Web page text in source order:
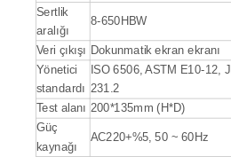
Sertlik
aralığı
8-650HBW
Veri çıkışı Dokunmatik ekran ekranı
Yönetici
standardı
ISO 6506, ASTM E10-12,
231.2
Test alanı 200*135mm (H*D)
Güç
kaynağı
AC220+%5, 50 ~ 60Hz